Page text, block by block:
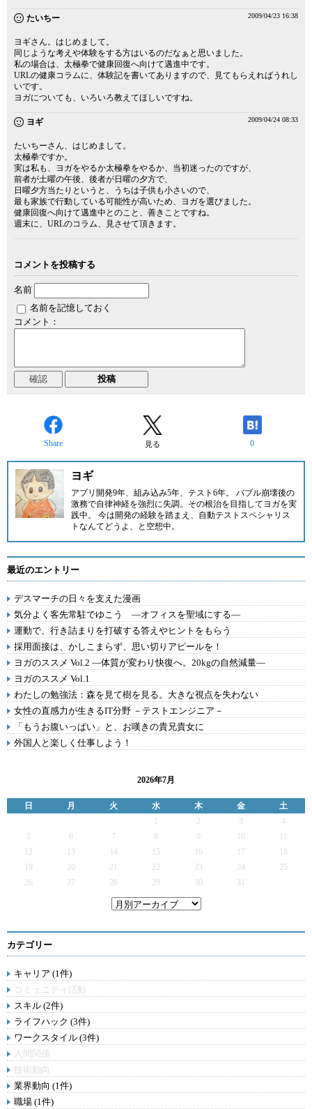
たいちー 2009/04/23 16:38
ヨギさん。はじめまして。
同じような考えや体験をする方はいるのだなぁと思いました。
私の場合は、太極拳で健康回復へ向けて邁進中です。
URLの健康コラムに、体験記を書いてありますので、見てもらえればうれし
いです。
ヨガについても、いろいろ教えてほしいですね。
ヨギ 2009/04/24 08:33
たいちーさん、はじめまして。
太極拳ですか。
実は私も、ヨガをやるか太極拳をやるか、当初迷ったのですが、
前者が土曜の午後、後者が日曜の夕方で、
日曜夕方当たりというと、うちは子供も小さいので、
最も家族で行動している可能性が高いため、ヨガを選びました。
健康回復へ向けて邁進中とのこと、善きことですね。
週末に、URLのコラム、見させて頂きます。
コメントを投稿する
名前
名前を記憶しておく
コメント：
Share 見る 0
ヨギ
アプリ開発9年、組み込み5年、テスト6年。 バブル崩壊後の
激務で自律神経を強烈に失調。その根治を目指してヨガを実
践中。 今は開発の経験を踏まえ、自動テストスペシャリス
トなんてどうよ、と空想中。
最近のエントリー
デスマーチの日々を支えた漫画
気分よく客先常駐でゆこう ―オフィスを聖域にする―
運動で、行き詰まりを打破する答えやヒントをもらう
採用面接は、かしこまらず、思い切りアピールを！
ヨガのススメ Vol.2 ―体質が変わり快復へ。20kgの自然減量―
ヨガのススメ Vol.1
わたしの勉強法：森を見て樹を見る。大きな視点を失わない
女性の直感力が生きるIT分野 －テストエンジニア－
「もうお腹いっぱい」と、お嘆きの貴兄貴女に
外国人と楽しく仕事しよう！
2026年7月
日 月 火 水 木 金
土
2 3
4
5
6 7 9
12
13 14 15 16 17
19
20 21 22 23 24
25
26
27 28 29 30 31
カテゴリー
キャリア (1件)
コミュニティ活動
スキル (2件)
ライフハック (3件)
ワークスタイル (3件)
人間関係
技術動向
業界動向 (1件)
職場 (1件)